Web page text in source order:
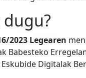
2023 Legearen
Babesteko
Digitalak